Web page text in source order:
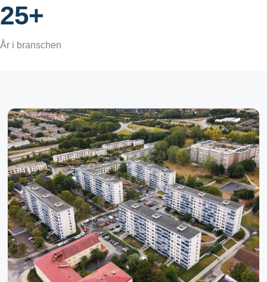
25+
År i branschen